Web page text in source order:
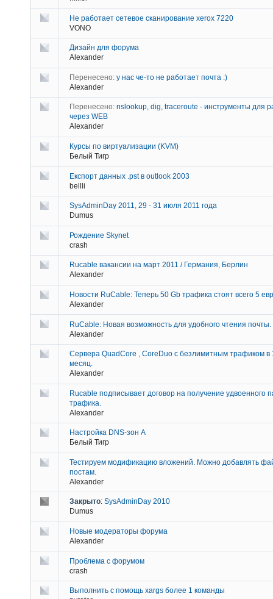
Не работает сетевое сканирование xerox 7220
VONO
Дизайн для форума
Alexander
Перенесено: у нас че-то не работает почта :)
Alexander
Перенесено: nslookup, dig, traceroute - инструменты для
через WEB
Alexander
Курсы по виртуализации (KVM)
Белый Тигр
Експорт данных .pst в outlook 2003
bellli
SysAdminDay 2011, 29 - 31 июля 2011 года
Dumus
Рождение Skynet
crash
Rucable вакансии на март 2011 / Германия, Берлин
Alexander
Новости RuCable: Теперь 50 Gb трафика стоят всего 5
Alexander
RuCable: Новая возможность для удобного чтения почты.
Alexander
Сервера QuadCore , CoreDuo с безлимитным трафиком в
месяц.
Alexander
Rucable подписывает договор на получение удвоенного
трафика.
Alexander
Настройка DNS-зон А
Белый Тигр
Тестируем модификацию вложений. Можно добавлять
постам.
Alexander
Закрыто: SysAdminDay 2010
Dumus
Новые модераторы форума
Alexander
Проблема с форумом
crash
Выполнить с помощь xargs более 1 команды